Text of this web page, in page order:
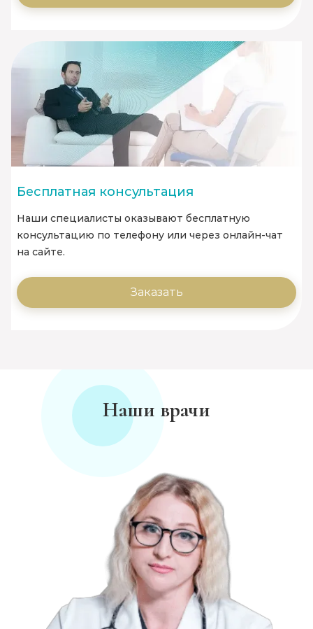
Бесплатная консультация
Наши специалисты оказывают бесплатную
консультацию по телефону или через онлайн-чат
на сайте.
Заказать
Наши врачи